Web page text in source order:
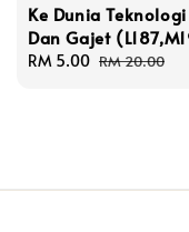
Ke Dunia Teknologi
Dan Gajet
Sale
RM 5.00 Regular
RM 20.00